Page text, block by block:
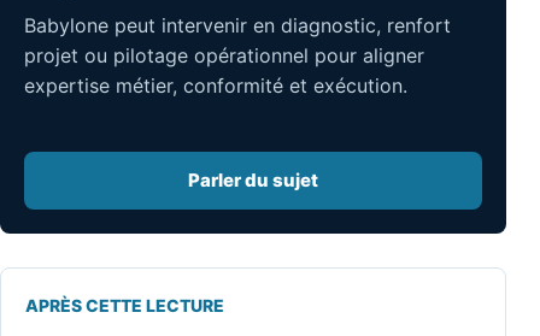
Babylone peut intervenir en diagnostic, renfort
projet ou pilotage opérationnel pour aligner
expertise métier, conformité et exécution.
Parler du sujet
APRÈS CETTE LECTURE